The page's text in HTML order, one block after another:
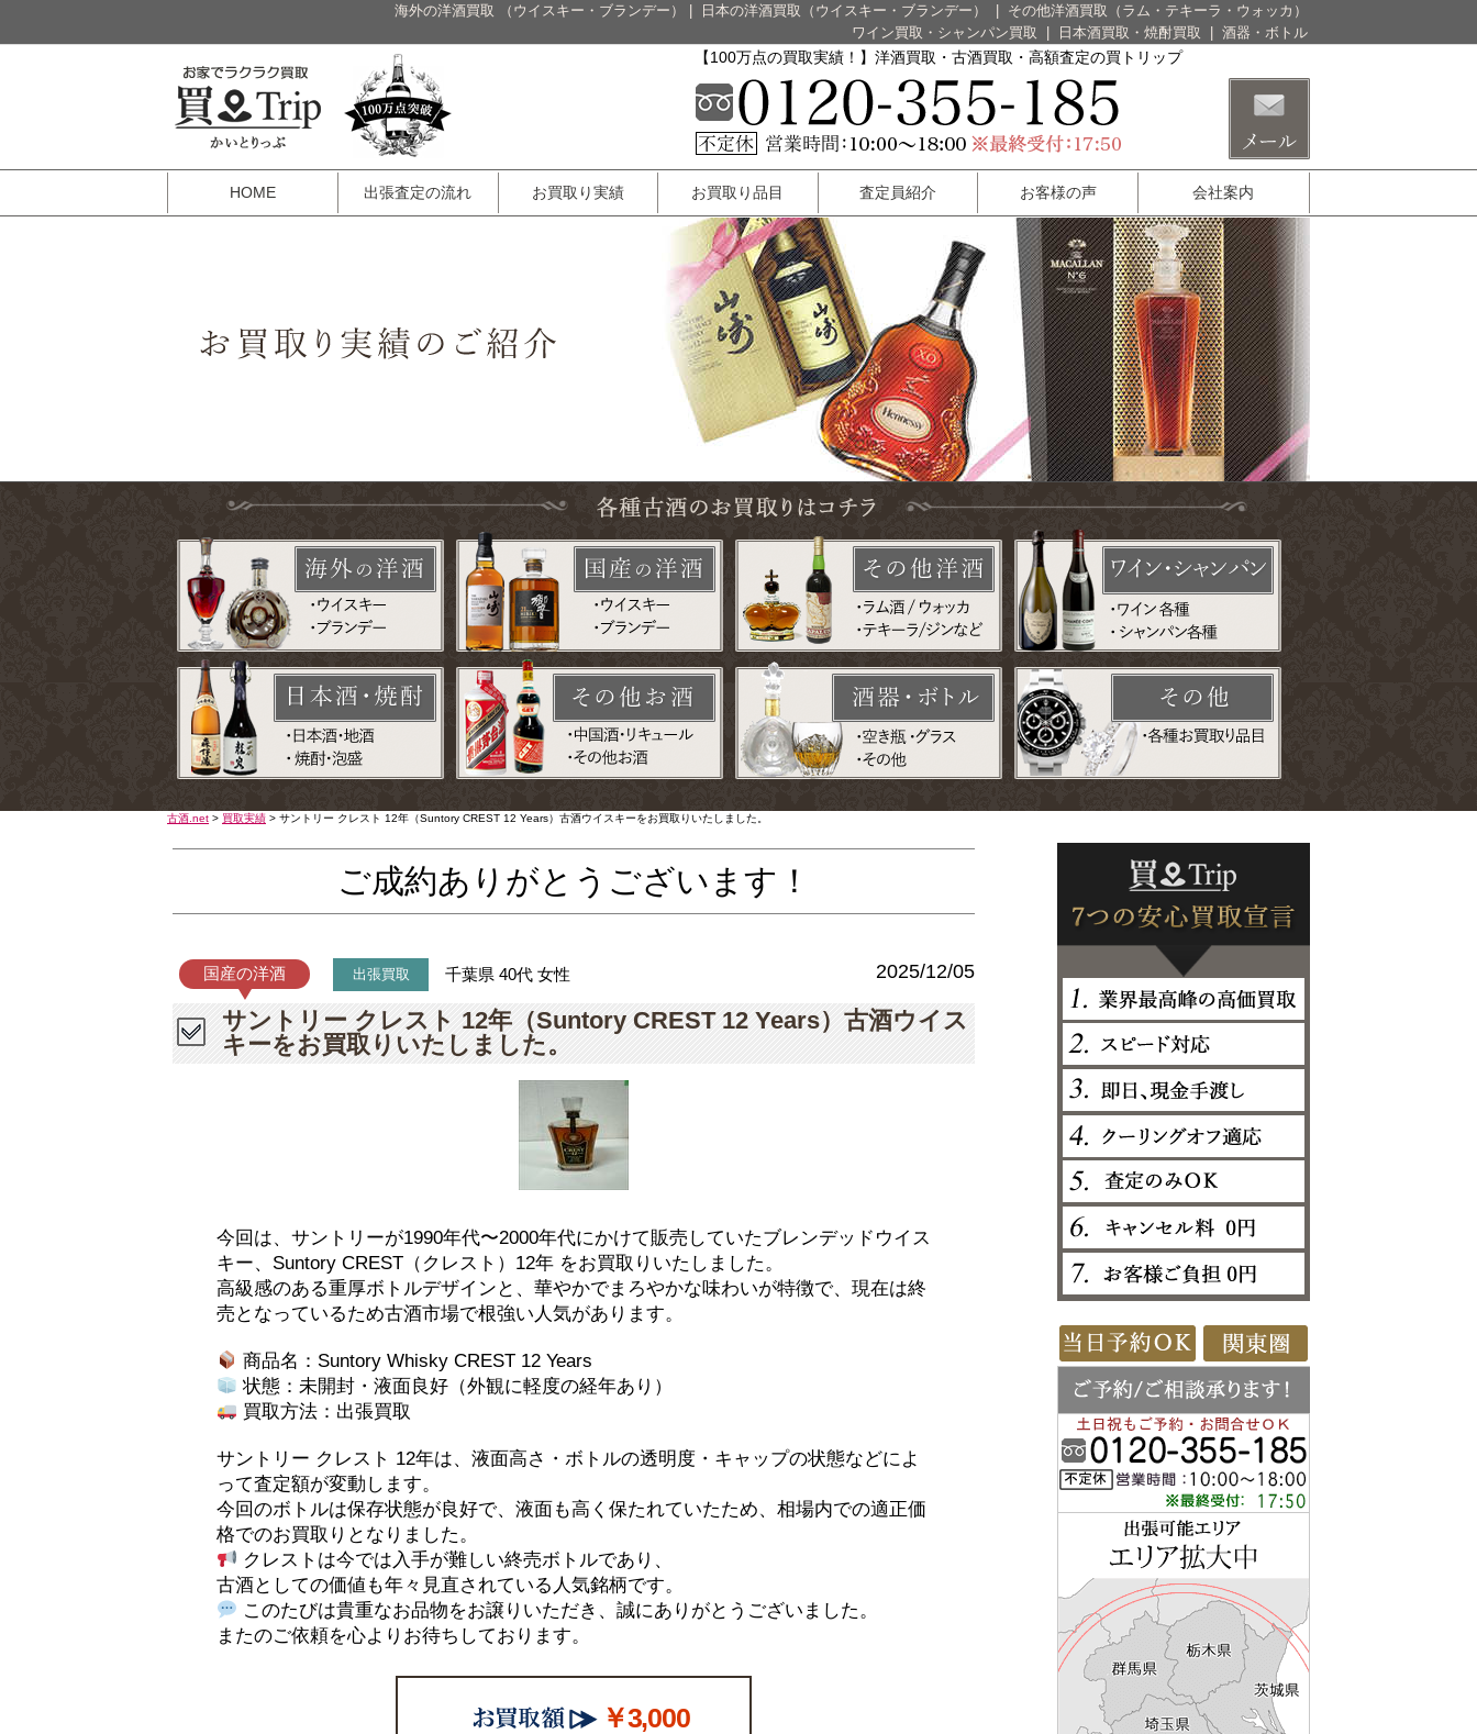
海外の洋酒買取 （ウイスキー・ブランデー） 日本の洋酒買取（ウイスキー・ブランデー）
その他洋酒買取（ラム・テキーラ・ウォッカ）
ワイン買取・シャンパン買取
日本酒買取・焼酎買取 酒器・ボトル
【100万点の買取実績！】洋酒買取・古酒買取・高額査定の買トリップ
HOME 出張査定の流れ お買取り実績 お買取り品目 査定員紹介 お客様の声 会社案内
古酒.net > 買取実績 > サントリー クレスト 12年（Suntory CREST 12 Years）古酒ウイスキーをお買取りいたしました。
ご成約ありがとうございます！
国産の洋酒 出張買取 千葉県 40代 女性 2025/12/05
サントリー クレスト 12年（Suntory CREST 12 Years）古酒ウイス
キーをお買取りいたしました。
今回は、サントリーが1990年代〜2000年代にかけて販売していたブレンデッドウイス
キー、Suntory CREST（クレスト）12年 をお買取りいたしました。
高級感のある重厚ボトルデザインと、華やかでまろやかな味わいが特徴で、現在は終
売となっているため古酒市場で根強い人気があります。
商品名：Suntory Whisky CREST 12 Years
状態：未開封・液面良好（外観に軽度の経年あり）
買取方法：出張買取
サントリー クレスト 12年は、液面高さ・ボトルの透明度・キャップの状態などによ
って査定額が変動します。
今回のボトルは保存状態が良好で、液面も高く保たれていたため、相場内での適正価
格でのお買取りとなりました。
クレストは今では入手が難しい終売ボトルであり、
古酒としての価値も年々見直されている人気銘柄です。
このたびは貴重なお品物をお譲りいただき、誠にありがとうございました。
またのご依頼を心よりお待ちしております。
￥3,000